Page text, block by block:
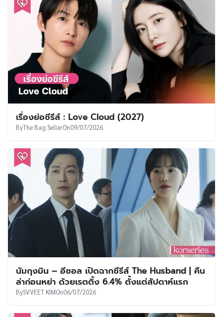
เรื่องย่อซีรีส์ : Love Cloud (2027)
ByThe Bag SellerOn09/07/2026
นัมกุงมิน – อีซอล เปิดฉากซีรีส์ The Husband | คืน
ล่าก่อนหย่า ด้วยเรตติ้ง 6.4% ตั้งแต่สัปดาห์แรก
BySVVEET KIMOn06/07/2026